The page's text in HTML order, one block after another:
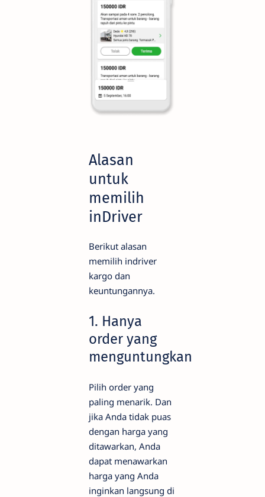
Alasan
untuk
memilih
inDriver
Berikut alasan
memilih indriver
kargo dan
keuntungannya.
1. Hanya
order yang
menguntungkan
Pilih order yang
paling menarik. Dan
jika Anda tidak puas
dengan harga yang
ditawarkan, Anda
dapat menawarkan
harga yang Anda
inginkan langsung di